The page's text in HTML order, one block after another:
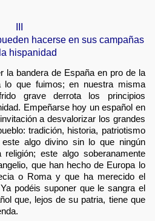
III
hacerse en sus campañas
hispanidad
la bandera de España en pro de la
lo que fuimos; en nuestra misma
grave derrota los principios
Empeñarse hoy un español en
a desvalorizar los grandes
tradición, historia, patriotismo
algo divino sin lo que ningún
este algo soberanamente
que han hecho de Europa lo
o Roma y que ha merecido el
podéis suponer que le sangra el
que, lejos de su patria, tiene que